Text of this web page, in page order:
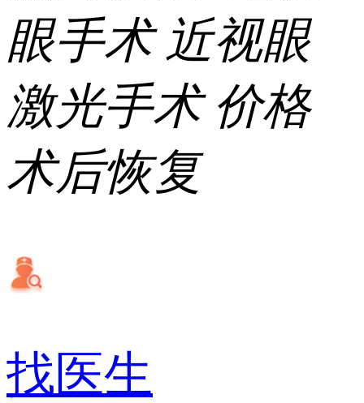
眼手术 近视眼
激光手术 价格
术后恢复
找医生